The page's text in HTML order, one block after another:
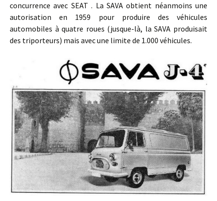
concurrence avec SEAT . La SAVA obtient néanmoins une
autorisation en 1959 pour produire des véhicules
automobiles à quatre roues (jusque-là, la SAVA produisait
des triporteurs) mais avec une limite de 1.000 véhicules.